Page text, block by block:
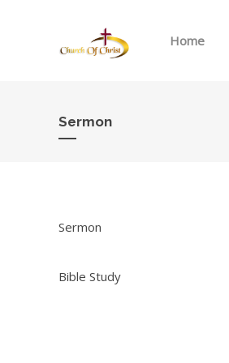
Home
Sermon
Sermon
Bible Study